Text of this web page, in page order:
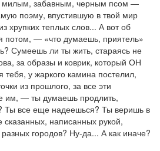
милым, забавным, черным псом —
поэму, впустившую в твой мир
хрупких теплых слов... А вот об
потом, — «что думаешь, приятель»
Сумеешь ли ты жить, стараясь не
за образы и коврик, который ОН
тебя, у жаркого камина постелил,
из прошлого, за все эти
им, — ты думаешь продлить,
Ты все еще надеешься? Ты веришь в
написанных рукой,
городов? Ну-да... А как иначе?